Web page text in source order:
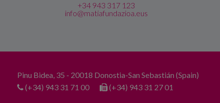
+34 943 317 123
info@matiafundazioa.eus
Pinu Bidea, 35 - 20018 Donostia-San Sebastián (Spain)
(+34) 943 31 71 00
(+34) 943 31 27 01